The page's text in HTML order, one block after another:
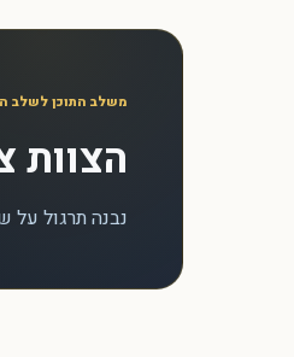
משלב התוכן לשלב
הצוות
נבנה תרגול על